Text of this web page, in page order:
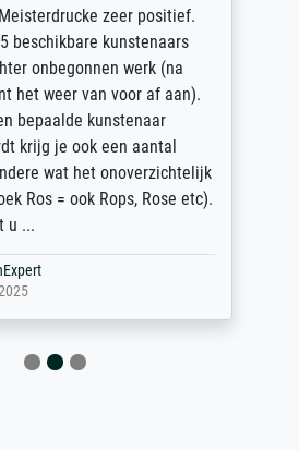
zeer positief.
beschikbare kunstenaars
onbegonnen werk (na
het weer van voor af aan).
bepaalde kunstenaar
krijg je ook een aantal
wat het onoverzichtelijk
Ros = ook Rops, Rose etc).
u ...